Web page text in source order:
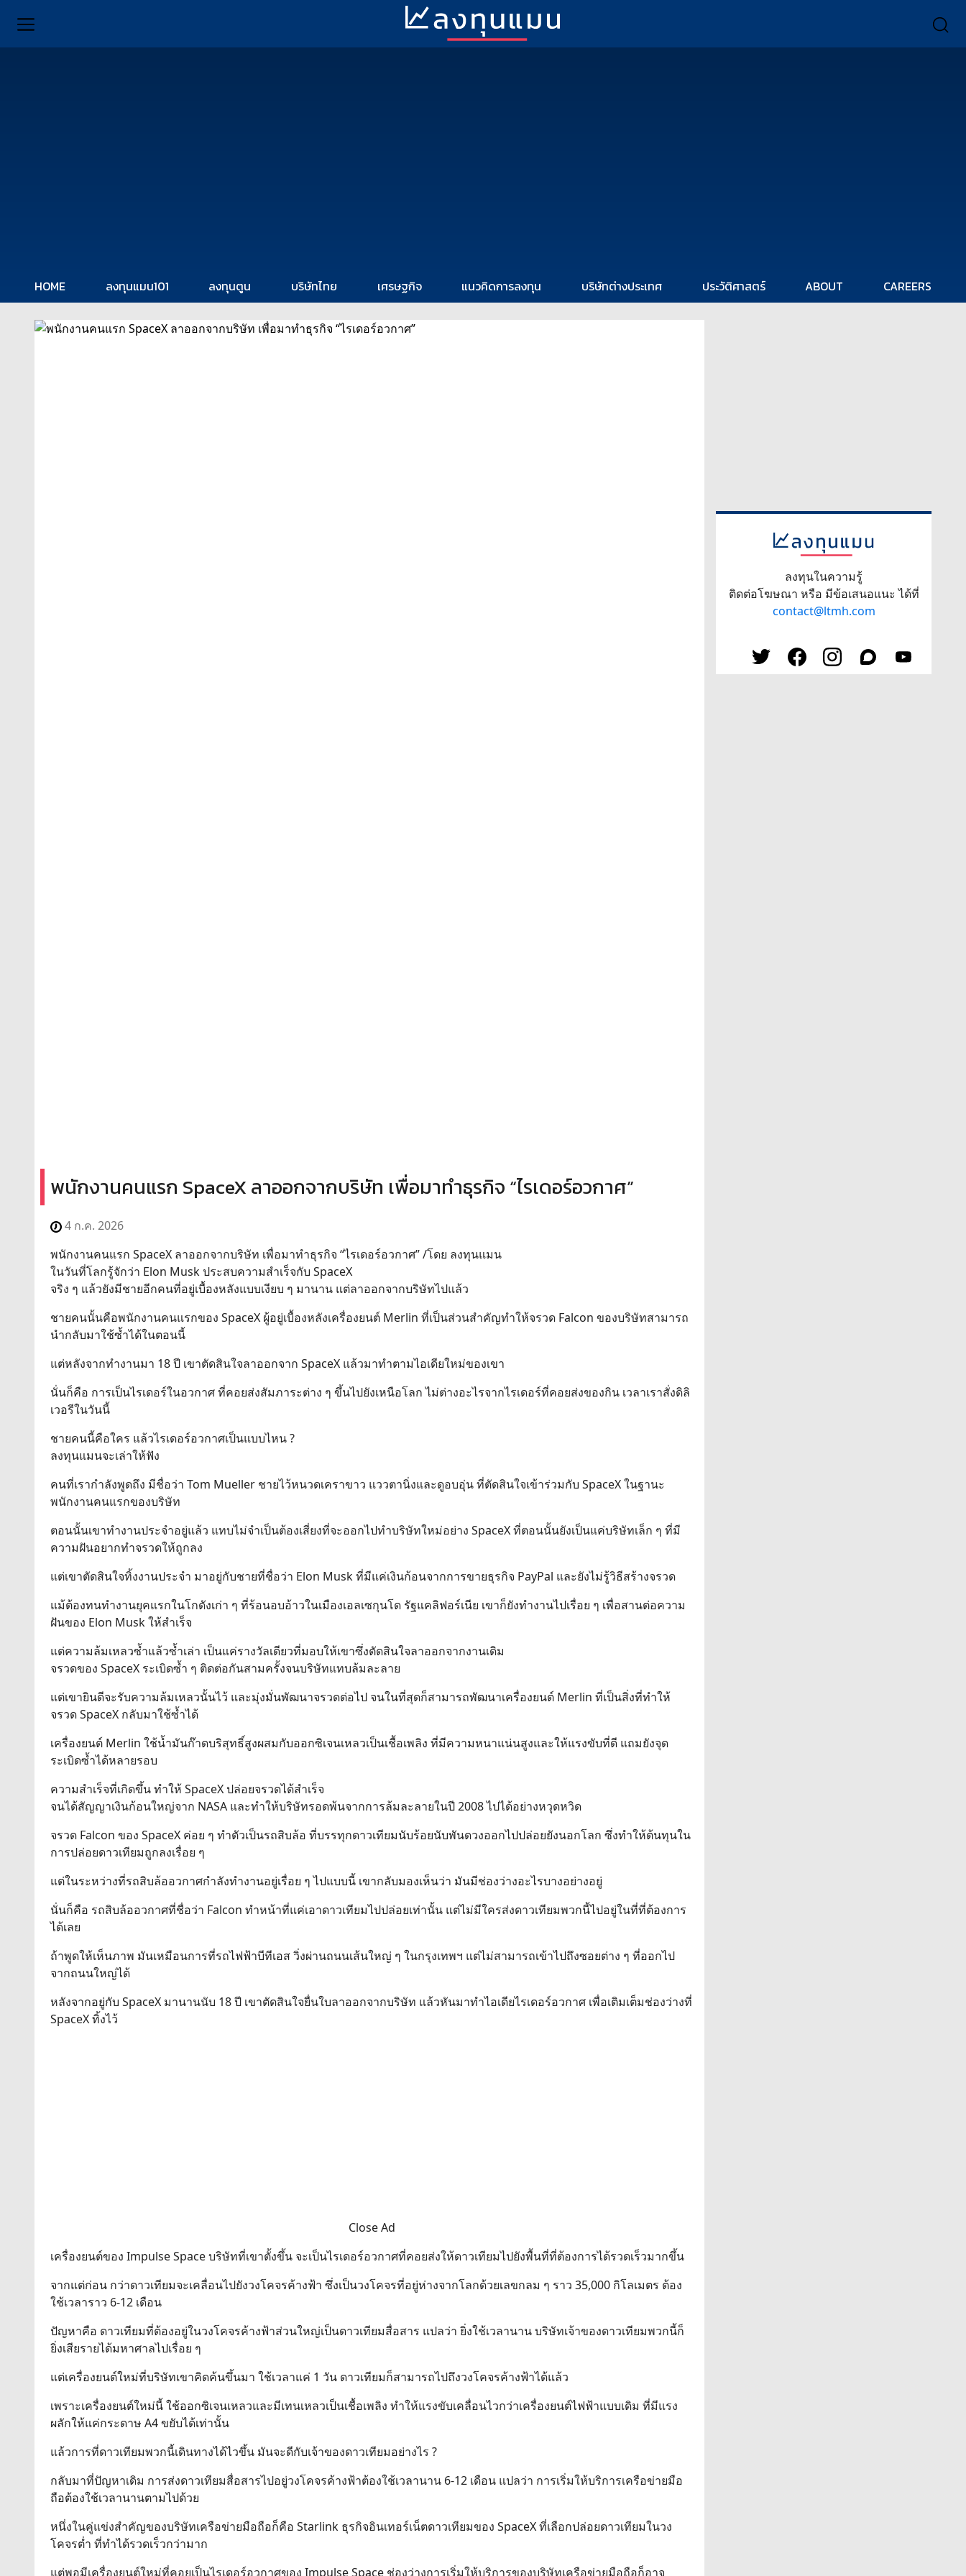
HOME ลงทุนแมน101 ลงทุนตูน บริษัทไทย เศรษฐกิจ แนวคิดการลงทุน บริษัทต่างประเทศ ประวัติศาสตร์ ABOUT CAREERS
พนักงานคนแรก SpaceX ลาออกจากบริษัท เพื่อมาทำธุรกิจ “ไรเดอร์อวกาศ”
4 ก.ค. 2026
พนักงานคนแรก SpaceX ลาออกจากบริษัท เพื่อมาทำธุรกิจ “ไรเดอร์อวกาศ” /โดย ลงทุนแมน
ในวันที่โลกรู้จักว่า Elon Musk ประสบความสำเร็จกับ SpaceX
จริง ๆ แล้วยังมีชายอีกคนที่อยู่เบื้องหลังแบบเงียบ ๆ มานาน แต่ลาออกจากบริษัทไปแล้ว
ชายคนนั้นคือพนักงานคนแรกของ SpaceX ผู้อยู่เบื้องหลังเครื่องยนต์ Merlin ที่เป็นส่วนสำคัญทำให้จรวด Falcon ของบริษัทสามารถ
นำกลับมาใช้ซ้ำได้ในตอนนี้
แต่หลังจากทำงานมา 18 ปี เขาตัดสินใจลาออกจาก SpaceX แล้วมาทำตามไอเดียใหม่ของเขา
นั่นก็คือ การเป็นไรเดอร์ในอวกาศ ที่คอยส่งสัมภาระต่าง ๆ ขึ้นไปยังเหนือโลก ไม่ต่างอะไรจากไรเดอร์ที่คอยส่งของกิน เวลาเราสั่งดิลิ
เวอรีในวันนี้
ชายคนนี้คือใคร แล้วไรเดอร์อวกาศเป็นแบบไหน ?
ลงทุนแมนจะเล่าให้ฟัง
คนที่เรากำลังพูดถึง มีชื่อว่า Tom Mueller ชายไว้หนวดเคราขาว แววตานิ่งและดูอบอุ่น ที่ตัดสินใจเข้าร่วมกับ SpaceX ในฐานะ
พนักงานคนแรกของบริษัท
ตอนนั้นเขาทำงานประจำอยู่แล้ว แทบไม่จำเป็นต้องเสี่ยงที่จะออกไปทำบริษัทใหม่อย่าง SpaceX ที่ตอนนั้นยังเป็นแค่บริษัทเล็ก ๆ ที่มี
ความฝันอยากทำจรวดให้ถูกลง
แต่เขาตัดสินใจทิ้งงานประจำ มาอยู่กับชายที่ชื่อว่า Elon Musk ที่มีแค่เงินก้อนจากการขายธุรกิจ PayPal และยังไม่รู้วิธีสร้างจรวด
แม้ต้องทนทำงานยุคแรกในโกดังเก่า ๆ ที่ร้อนอบอ้าวในเมืองเอลเซกุนโด รัฐแคลิฟอร์เนีย เขาก็ยังทำงานไปเรื่อย ๆ เพื่อสานต่อความ
ฝันของ Elon Musk ให้สำเร็จ
แต่ความล้มเหลวซ้ำแล้วซ้ำเล่า เป็นแค่รางวัลเดียวที่มอบให้เขาซึ่งตัดสินใจลาออกจากงานเดิม
จรวดของ SpaceX ระเบิดซ้ำ ๆ ติดต่อกันสามครั้งจนบริษัทแทบล้มละลาย
แต่เขายินดีจะรับความล้มเหลวนั้นไว้ และมุ่งมั่นพัฒนาจรวดต่อไป จนในที่สุดก็สามารถพัฒนาเครื่องยนต์ Merlin ที่เป็นสิ่งที่ทำให้
จรวด SpaceX กลับมาใช้ซ้ำได้
เครื่องยนต์ Merlin ใช้น้ำมันก๊าดบริสุทธิ์สูงผสมกับออกซิเจนเหลวเป็นเชื้อเพลิง ที่มีความหนาแน่นสูงและให้แรงขับที่ดี แถมยังจุด
ระเบิดซ้ำได้หลายรอบ
ความสำเร็จที่เกิดขึ้น ทำให้ SpaceX ปล่อยจรวดได้สำเร็จ
จนได้สัญญาเงินก้อนใหญ่จาก NASA และทำให้บริษัทรอดพ้นจากการล้มละลายในปี 2008 ไปได้อย่างหวุดหวิด
จรวด Falcon ของ SpaceX ค่อย ๆ ทำตัวเป็นรถสิบล้อ ที่บรรทุกดาวเทียมนับร้อยนับพันดวงออกไปปล่อยยังนอกโลก ซึ่งทำให้ต้นทุนใน
การปล่อยดาวเทียมถูกลงเรื่อย ๆ
แต่ในระหว่างที่รถสิบล้ออวกาศกำลังทำงานอยู่เรื่อย ๆ ไปแบบนี้ เขากลับมองเห็นว่า มันมีช่องว่างอะไรบางอย่างอยู่
นั่นก็คือ รถสิบล้ออวกาศที่ชื่อว่า Falcon ทำหน้าที่แค่เอาดาวเทียมไปปล่อยเท่านั้น แต่ไม่มีใครส่งดาวเทียมพวกนี้ไปอยู่ในที่ที่ต้องการ
ได้เลย
ถ้าพูดให้เห็นภาพ มันเหมือนการที่รถไฟฟ้าบีทีเอส วิ่งผ่านถนนเส้นใหญ่ ๆ ในกรุงเทพฯ แต่ไม่สามารถเข้าไปถึงซอยต่าง ๆ ที่ออกไป
จากถนนใหญ่ได้
หลังจากอยู่กับ SpaceX มานานนับ 18 ปี เขาตัดสินใจยื่นใบลาออกจากบริษัท แล้วหันมาทำไอเดียไรเดอร์อวกาศ เพื่อเติมเต็มช่องว่างที่
SpaceX ทิ้งไว้
Close Ad
เครื่องยนต์ของ Impulse Space บริษัทที่เขาตั้งขึ้น จะเป็นไรเดอร์อวกาศที่คอยส่งให้ดาวเทียมไปยังพื้นที่ที่ต้องการได้รวดเร็วมากขึ้น
จากแต่ก่อน กว่าดาวเทียมจะเคลื่อนไปยังวงโคจรค้างฟ้า ซึ่งเป็นวงโคจรที่อยู่ห่างจากโลกด้วยเลขกลม ๆ ราว 35,000 กิโลเมตร ต้อง
ใช้เวลาราว 6-12 เดือน
ปัญหาคือ ดาวเทียมที่ต้องอยู่ในวงโคจรค้างฟ้าส่วนใหญ่เป็นดาวเทียมสื่อสาร แปลว่า ยิ่งใช้เวลานาน บริษัทเจ้าของดาวเทียมพวกนี้ก็
ยิ่งเสียรายได้มหาศาลไปเรื่อย ๆ
แต่เครื่องยนต์ใหม่ที่บริษัทเขาคิดค้นขึ้นมา ใช้เวลาแค่ 1 วัน ดาวเทียมก็สามารถไปถึงวงโคจรค้างฟ้าได้แล้ว
เพราะเครื่องยนต์ใหม่นี้ ใช้ออกซิเจนเหลวและมีเทนเหลวเป็นเชื้อเพลิง ทำให้แรงขับเคลื่อนไวกว่าเครื่องยนต์ไฟฟ้าแบบเดิม ที่มีแรง
ผลักให้แค่กระดาษ A4 ขยับได้เท่านั้น
แล้วการที่ดาวเทียมพวกนี้เดินทางได้ไวขึ้น มันจะดีกับเจ้าของดาวเทียมอย่างไร ?
กลับมาที่ปัญหาเดิม การส่งดาวเทียมสื่อสารไปอยู่วงโคจรค้างฟ้าต้องใช้เวลานาน 6-12 เดือน แปลว่า การเริ่มให้บริการเครือข่ายมือ
ถือต้องใช้เวลานานตามไปด้วย
หนึ่งในคู่แข่งสำคัญของบริษัทเครือข่ายมือถือก็คือ Starlink ธุรกิจอินเทอร์เน็ตดาวเทียมของ SpaceX ที่เลือกปล่อยดาวเทียมในวง
โคจรต่ำ ที่ทำได้รวดเร็วกว่ามาก
แต่พอมีเครื่องยนต์ใหม่ที่คอยเป็นไรเดอร์อวกาศของ Impulse Space ช่องว่างการเริ่มให้บริการของบริษัทเครือข่ายมือถือก็อาจ
ลงทุนในความรู้
ติดต่อโฆษณา หรือ มีข้อเสนอแนะ ได้ที่
contact@ltmh.com